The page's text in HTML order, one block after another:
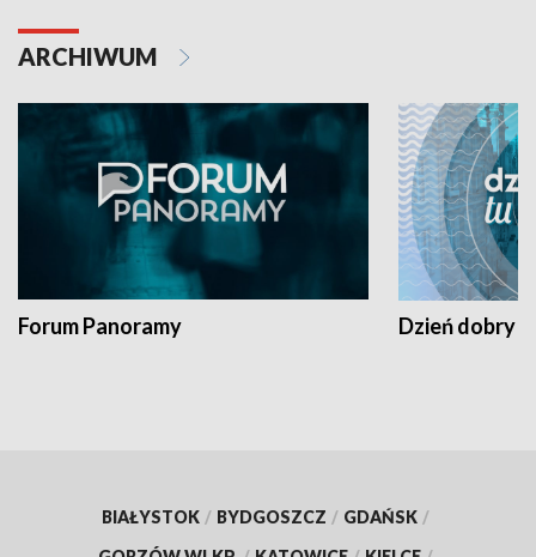
ARCHIWUM
Forum Panoramy Dzień dobry
BIAŁYSTOK / BYDGOSZCZ / GDAŃSK /